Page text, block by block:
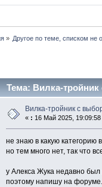
» Другое по теме, списком не
Тема: Вилка-
Вилка-тройник с
« : 16 Май 2025, 19:09:58
не знаю в какую категорию
но тем много нет, так что
у Алекса Жука недавно был
поэтому напишу на форуме.